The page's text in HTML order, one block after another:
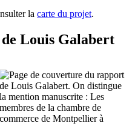
la carte du projet.
Louis Galabert